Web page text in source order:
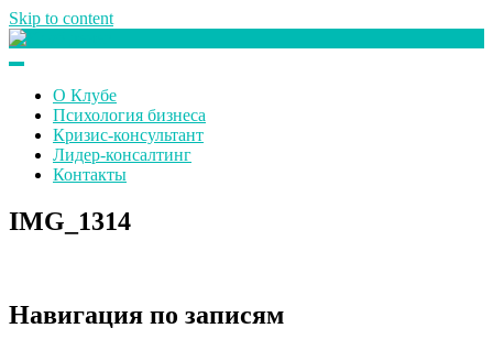
Skip to content
О Клубе
Психология бизнеса
Кризис-консультант
Лидер-консалтинг
Контакты
IMG_1314
Навигация по записям